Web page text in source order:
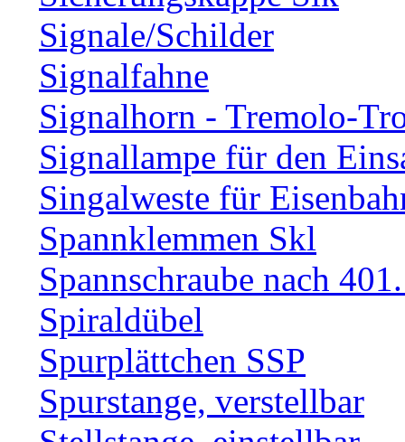
Signale/Schilder
Signalfahne
Signalhorn - Tremolo-
Signallampe für den
Singalweste für
Spannklemmen Skl
Spannschraube nach
Spiraldübel
Spurplättchen SSP
Spurstange, verstellbar